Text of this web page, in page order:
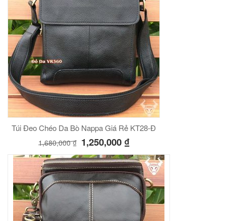
Túi Đeo Chéo Da Bò Nappa Giá Rẻ KT28-Đ
1,680,000₫ 1,250,000 ₫